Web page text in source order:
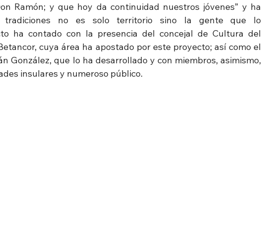
Ramón; y que hoy da continuidad nuestros jóvenes” y ha
tradiciones no es solo territorio sino la gente que lo
ha contado con la presencia del concejal de Cultura del
cuya área ha apostado por este proyecto; así como el
González, que lo ha desarrollado y con miembros, asimismo,
insulares y numeroso público.